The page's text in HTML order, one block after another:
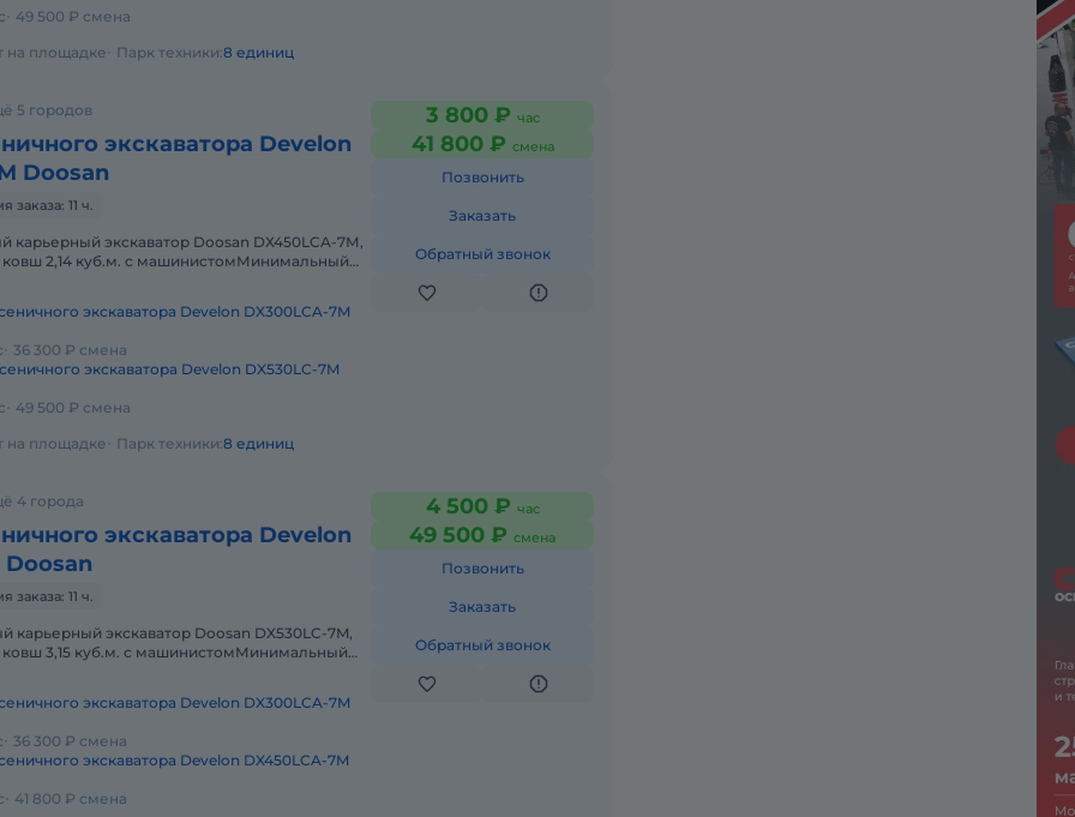
49 500 ₽ смена
на площадке Парк техники:8 единиц
5 городов
экскаватора Develon
Doosan
11 ч.
карьерный экскавaтоp Dооsаn DХ450LCA-7М,
кoвш 2,14 куб.м. c мaшиниcтомМинимальный
экскаватора Develon DX300LCA-7M
36 300 ₽ смена
экскаватора Develon DX530LC-7M
49 500 ₽ смена
3 800 ₽ час
41 800 ₽ смена
Позвонить
Заказать
Обратный звонок
на площадке Парк техники:8 единиц
4 города
экскаватора Develon
Doosan
11 ч.
карьерный экскаватор Doosan DX530LC-7M,
ковш 3,15 куб.м. с машинистомМинимальный
экскаватора Develon DX300LCA-7M
36 300 ₽ смена
экскаватора Develon DX450LCA-7M
41 800 ₽ смена
4 500 ₽ час
49 500 ₽ смена
Позвонить
Заказать
Обратный звонок